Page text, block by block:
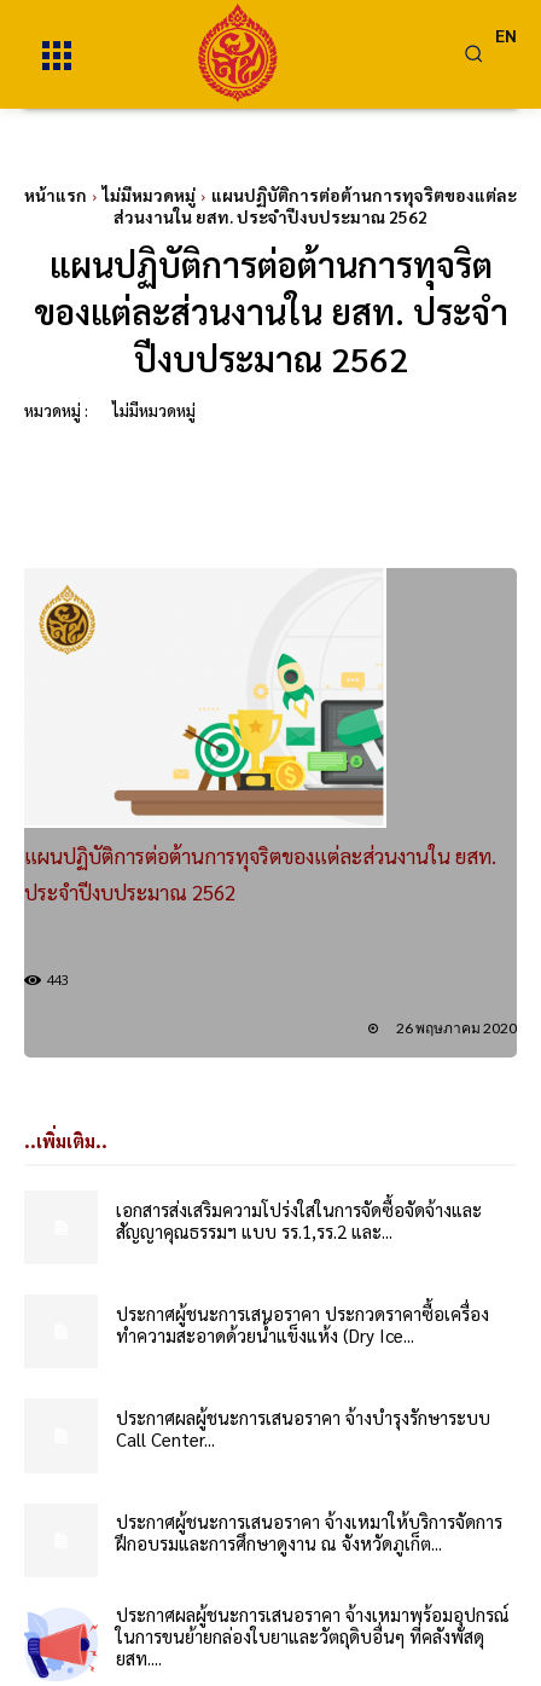
EN
หน้าแรก ไม่มีหมวดหมู่
แผนปฏิบัติการต่อต้านการทุจริตของแต่ละ
ส่วนงานใน ยสท. ประจำปีงบประมาณ 2562
แผนปฏิบัติการต่อต้านการทุจริต
ของแต่ละส่วนงานใน ยสท. ประจำ
ปีงบประมาณ 2562
หมวดหมู่ : ไม่มีหมวดหมู่
แผนปฏิบัติการต่อต้านการทุจริตของแต่ละส่วนงานใน ยสท.
ประจำปีงบประมาณ 2562
443
26 พฤษภาคม 2020
..เพิ่มเติม..
เอกสารส่งเสริมความโปร่งใสในการจัดซื้อจัดจ้างและ
สัญญาคุณธรรมฯ แบบ รร.1,รร.2 และ...
ประกาศผู้ชนะการเสนอราคา ประกวดราคาซื้อเครื่อง
ทำความสะอาดด้วยน้ำแข็งแห้ง (Dry Ice...
ประกาศผลผู้ชนะการเสนอราคา จ้างบำรุงรักษาระบบ
Call Center...
ประกาศผู้ชนะการเสนอราคา จ้างเหมาให้บริการจัดการ
ฝึกอบรมและการศึกษาดูงาน ณ จังหวัดภูเก็ต...
ประกาศผลผู้ชนะการเสนอราคา จ้างเหมาพร้อมอุปกรณ์
ในการขนย้ายกล่องใบยาและวัตถุดิบอื่นๆ ที่คลังพัสดุ
ยสท....